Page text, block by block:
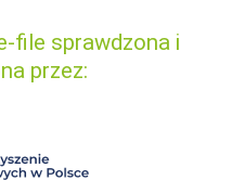
file sprawdzona i
przez: